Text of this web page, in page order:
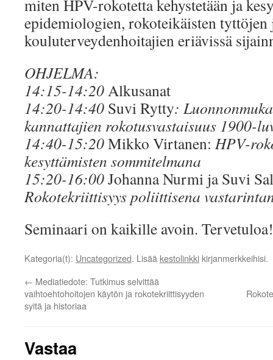
miten HPV-rokotetta kehystetään ja
epidemiologien, rokoteikäisten tyttöjen
kouluterveydenhoitajien eriävissä
OHJELMA:
14:15-14:20Alkusanat
14:20-14:40 Suvi Rytty:
kannattajien rokotusvastaisuus 1900-
14:40-15:20Mikko Virtanen: HPV-
kesyttämisten sommitelmana
15:20-16:00Johanna Nurmi ja Suvi
Rokotekriittisyys poliittisena
Seminaari on kaikille avoin. Tervetuloa!
Kategoria(t): Uncategorized. Lisää kestolinkki kirjanmerkkeihisi.
← Mediatiedote: Tutkimus selvittää
vaihtoehtohoitojen käytön ja rokotekriittisyyden
syitä ja historiaa
Vastaa